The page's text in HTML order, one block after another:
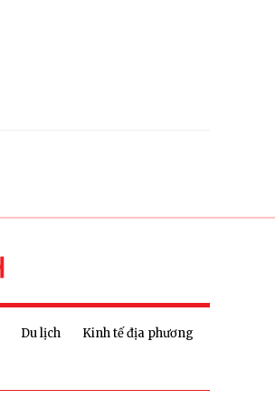
Du lịch
Kinh tế địa phương